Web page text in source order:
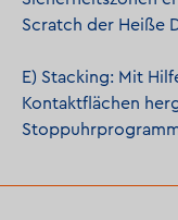
Scratch der Heiße
E) Stacking: Mit
Kontaktflächen